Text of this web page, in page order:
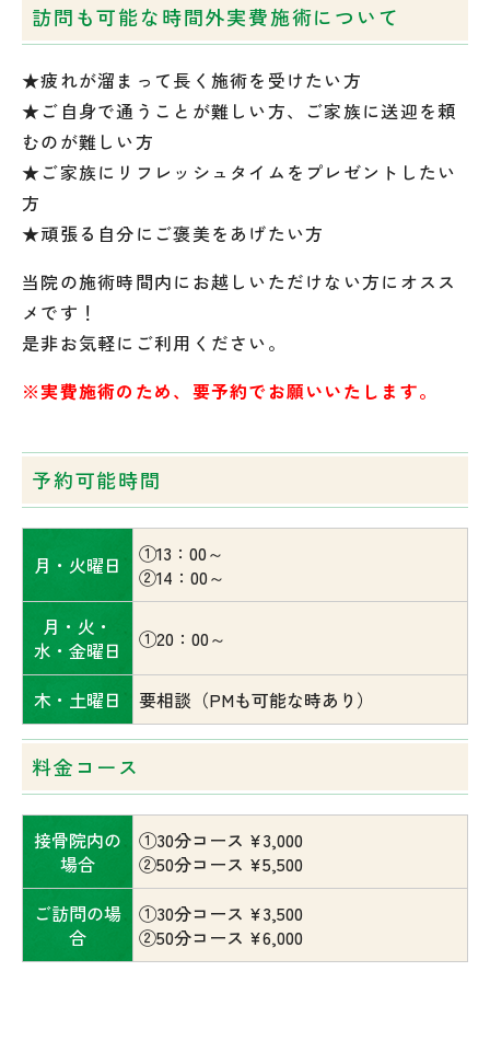
訪問も可能な時間外実費施術について
★疲れが溜まって長く施術を受けたい方
★ご自身で通うことが難しい方、ご家族に送迎を頼
むのが難しい方
★ご家族にリフレッシュタイムをプレゼントしたい
方
★頑張る自分にご褒美をあげたい方
当院の施術時間内にお越しいただけない方にオスス
メです！
是非お気軽にご利用ください。
※実費施術のため、要予約でお願いいたします。
予約可能時間
月・火曜日
①13：00～
②14：00～
月・火・
水・金曜日
①20：00～
木・土曜日 要相談（PMも可能な時あり）
料金コース
接骨院内の
場合
①30分コース ¥3,000
②50分コース ¥5,500
ご訪問の場
合
①30分コース ¥3,500
②50分コース ¥6,000